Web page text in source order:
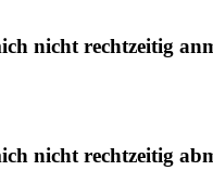
nicht rechtzeitig
nicht rechtzeitig